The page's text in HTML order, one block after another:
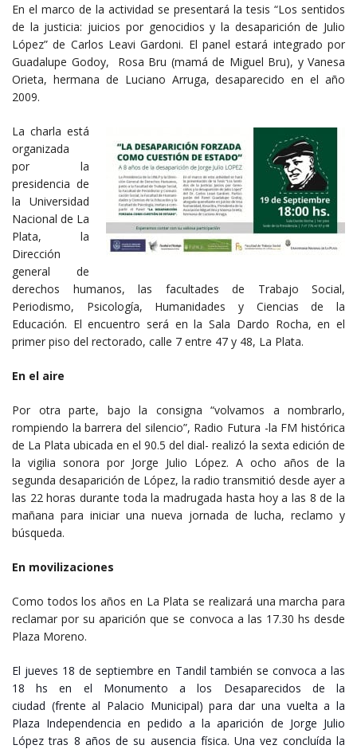
En el marco de la actividad se presentará la tesis “Los sentidos
de la justicia: juicios por genocidios y la desaparición de Julio
López” de Carlos Leavi Gardoni. El panel estará integrado por
Guadalupe Godoy, Rosa Bru (mamá de Miguel Bru), y Vanesa
Orieta, hermana de Luciano Arruga, desaparecido en el año
2009.
La charla está
organizada
por la
presidencia de
la Universidad
Nacional de La
Plata, la
Dirección
general de
derechos humanos, las facultades de Trabajo Social,
Periodismo, Psicología, Humanidades y Ciencias de la
Educación. El encuentro será en la Sala Dardo Rocha, en el
primer piso del rectorado, calle 7 entre 47 y 48, La Plata.
En el aire
Por otra parte, bajo la consigna “volvamos a nombrarlo,
rompiendo la barrera del silencio”, Radio Futura -la FM histórica
de La Plata ubicada en el 90.5 del dial- realizó la sexta edición de
la vigilia sonora por Jorge Julio López. A ocho años de la
segunda desaparición de López, la radio transmitió desde ayer a
las 22 horas durante toda la madrugada hasta hoy a las 8 de la
mañana para iniciar una nueva jornada de lucha, reclamo y
búsqueda.
En movilizaciones
Como todos los años en La Plata se realizará una marcha para
reclamar por su aparición que se convoca a las 17.30 hs desde
Plaza Moreno.
El jueves 18 de septiembre en Tandil también se convoca a las
18 hs en el Monumento a los Desaparecidos de la
ciudad (frente al Palacio Municipal) para dar una vuelta a la
Plaza Independencia en pedido a la aparición de Jorge Julio
López tras 8 años de su ausencia física.Una vez concluída la